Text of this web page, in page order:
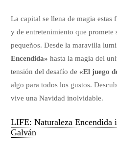
La capital se llena de magia estas
y de entretenimiento que promete
pequeños. Desde la maravilla
Encendida» hasta la magia del
tensión del desafío de «El juego
algo para todos los gustos.
vive una Navidad inolvidable.
LIFE: Naturaleza Encendida
Galván